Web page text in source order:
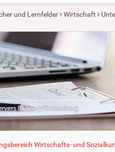
und Lernfelder Wirtschaft
Wirtschafts- und